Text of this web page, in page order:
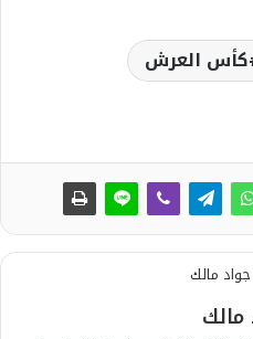
العرش
مالك